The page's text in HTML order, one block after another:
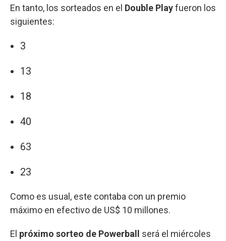
En tanto, los sorteados en el Double Playfueron los
siguientes:
3
13
18
40
63
23
Como es usual, este contaba con un premio
máximo en efectivo de US$ 10 millones.
El próximo sorteo de Powerball
será el miércoles